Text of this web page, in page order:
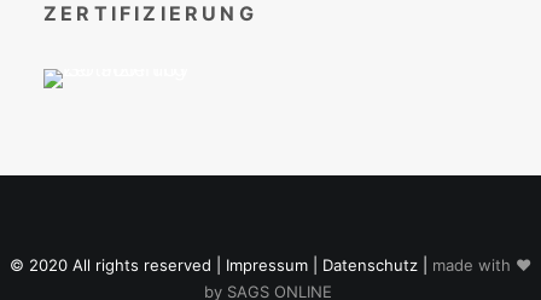
ZERTIFIZIERUNG
© 2020 All rights reserved | Impressum Datenschutz
made with ♥
by SAGS ONLINE